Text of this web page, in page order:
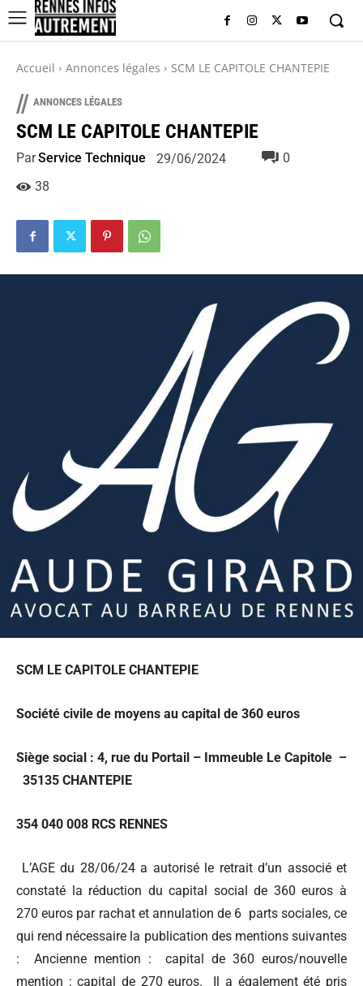
Accueil Annonces légales SCM LE CAPITOLE CHANTEPIE
// ANNONCES LÉGALES
SCM LE CAPITOLE CHANTEPIE
ParService Technique 29/06/2024
0
38
SCM LE CAPITOLE CHANTEPIE
Société civile de moyens au capital de 360 euros
Siège social : 4, rue du Portail – Immeuble Le Capitole –
35135 CHANTEPIE
354 040 008 RCS RENNES
L’AGE du 28/06/24 a autorisé le retrait d’un associé et
constaté la réduction du capital social de 360 euros à
270 euros par rachat et annulation de 6 parts sociales, ce
qui rend nécessaire la publication des mentions suivantes
: Ancienne mention : capital de 360 euros/nouvelle
mention : capital de 270 euros. Il a également été pris